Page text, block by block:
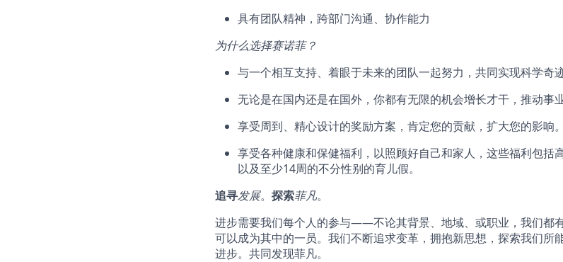
具有团队精神，跨部门沟通、协作能力
为什么选择赛诺菲？
与一个相互支持、着眼于未来的团队一起努力，共同实现科学奇迹
无论是在国内还是在国外，你都有无限的机会增长才干，推动事业
享受周到、精心设计的奖励方案，肯定您的贡献，扩大您的影响。
享受各种健康和保健福利，以照顾好自己和家人，这些福利包括
以及至少14周的不分性别的育儿假。
追寻发展。 探索菲凡。
进步需要我们每个人的参与——不论其背景、地域、或职业，我们都
可以成为其中的一员。我们不断追求变革，拥抱新思想，探索我们所
进步。共同发现菲凡。